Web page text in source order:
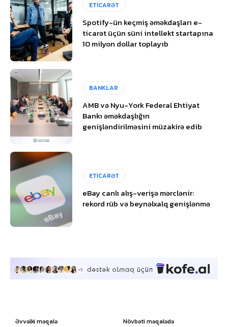
ETİCARƏT
Spotify-ün keçmiş əməkdaşları e-
ticarət üçün süni intellekt startapına
10 milyon dollar toplayıb
BANKLAR
AMB və Nyu-York Federal Ehtiyat
Bankı əməkdaşlığın
genişləndirilməsini müzakirə edib
ETİCARƏT
eBay canlı alış-verişə mərclənir:
rekord rüb və beynəlxalq genişlənmə
Əvvəlki məqalə Növbəti məqalədə